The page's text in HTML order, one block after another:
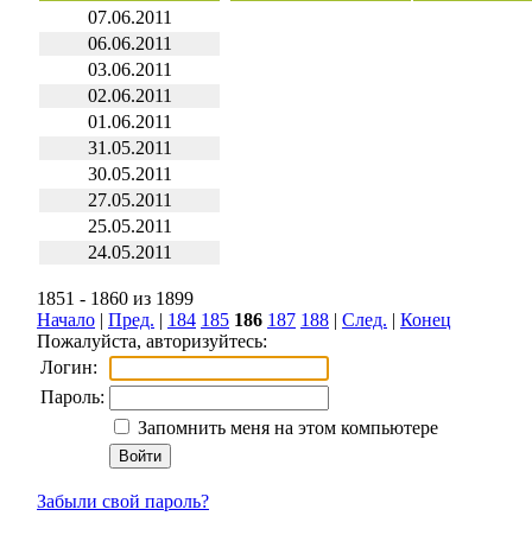
07.06.2011
06.06.2011
03.06.2011
02.06.2011
01.06.2011
31.05.2011
30.05.2011
27.05.2011
25.05.2011
24.05.2011
1851 - 1860 из 1899
Начало | Пред. | 184 185 186 187 188 | След. | Конец
Пожалуйста, авторизуйтесь:
Логин:
Пароль:
Запомнить меня на этом компьютере
Забыли свой пароль?